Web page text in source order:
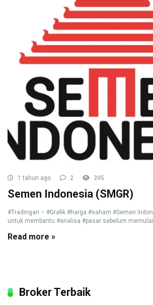
1 tahun ago 2 395
Semen Indonesia (SMGR)
#Tradingan – #Grafik #harga #saham #Semen
untuk membantu #analisa #pasar sebelum
Read more »
Broker Terbaik